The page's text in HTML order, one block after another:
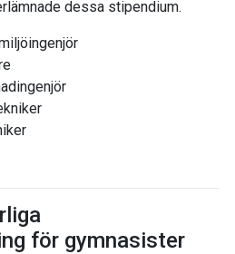
dessa stipendium.
för gymnasister